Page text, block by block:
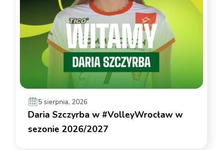
5 sierpnia, 2026
Daria Szczyrba w #VolleyWrocław w
sezonie 2026/2027